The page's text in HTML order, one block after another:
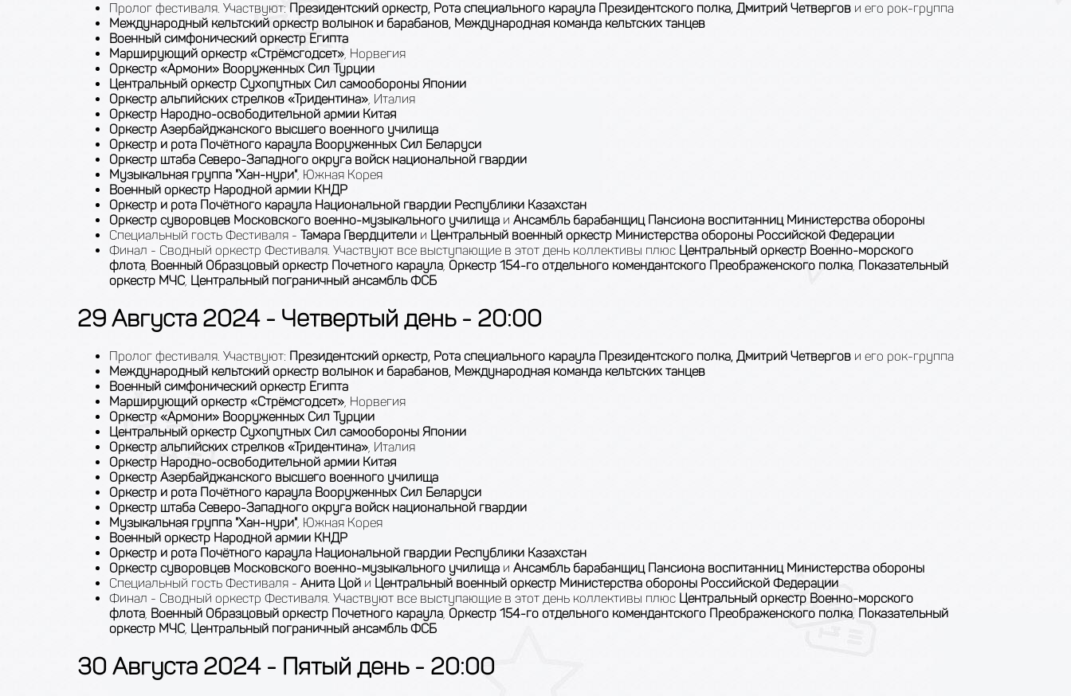
Пролог фестиваля. Участвуют: Президентский оркестр, Рота специального караула Президентского полка, Дмитрий Четвергов и его рок-группа
Международный кельтский оркестр волынок и барабанов, Международная команда кельтских танцев
Военный симфонический оркестр Египта
Марширующий оркестр «Стрёмсгодсет», Норвегия
Оркестр «Армони» Вооруженных Cил Турции
Центральный оркестр Сухопутных Сил самообороны Японии
Оркестр альпийских стрелков «Тридентина», Италия
Оркестр Народно-освободительной армии Китая
Оркестр Азербайджанского высшего военного училища
Оркестр и рота Почётного караула Вооруженных Сил Беларуси
Оркестр штаба Северо-Западного округа войск национальной гвардии
Музыкальная группа "Хан-нури", Южная Корея
Военный оркестр Народной армии КНДР
Оркестр и рота Почётного караула Национальной гвардии Республики Казахстан
Оркестр суворовцев Московского военно-музыкального училища и Ансамбль барабанщиц Пансиона воспитанниц Министерства обороны
Специальный гость Фестиваля - Тамара Гвердцители и Центральный военный оркестр Министерства обороны Российской Федерации
Финал - Сводный оркестр Фестиваля. Участвуют все выступающие в этот день коллективы плюс Центральный оркестр Военно-морского
флота, Военный Образцовый оркестр Почетного караула, Оркестр 154-го отдельного комендантского Преображенского полка, Показательный
оркестр МЧС, Центральный пограничный ансамбль ФСБ
29 Августа 2024 - Четвертый день - 20:00
Пролог фестиваля. Участвуют: Президентский оркестр, Рота специального караула Президентского полка, Дмитрий Четвергов и его рок-группа
Международный кельтский оркестр волынок и барабанов, Международная команда кельтских танцев
Военный симфонический оркестр Египта
Марширующий оркестр «Стрёмсгодсет», Норвегия
Оркестр «Армони» Вооруженных Cил Турции
Центральный оркестр Сухопутных Сил самообороны Японии
Оркестр альпийских стрелков «Тридентина», Италия
Оркестр Народно-освободительной армии Китая
Оркестр Азербайджанского высшего военного училища
Оркестр и рота Почётного караула Вооруженных Сил Беларуси
Оркестр штаба Северо-Западного округа войск национальной гвардии
Музыкальная группа "Хан-нури", Южная Корея
Военный оркестр Народной армии КНДР
Оркестр и рота Почётного караула Национальной гвардии Республики Казахстан
Оркестр суворовцев Московского военно-музыкального училища и Ансамбль барабанщиц Пансиона воспитанниц Министерства обороны
Специальный гость Фестиваля - Анита Цой и Центральный военный оркестр Министерства обороны Российской Федерации
Финал - Сводный оркестр Фестиваля. Участвуют все выступающие в этот день коллективы плюс Центральный оркестр Военно-морского
флота, Военный Образцовый оркестр Почетного караула, Оркестр 154-го отдельного комендантского Преображенского полка, Показательный
оркестр МЧС, Центральный пограничный ансамбль ФСБ
30 Августа 2024 - Пятый день - 20:00